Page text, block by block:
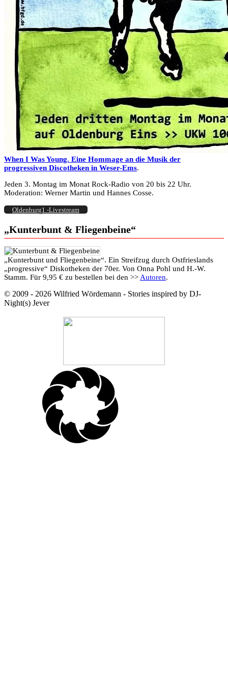
When I Was Young. Eine Hommage an die Musik der
progressiven Discotheken in Weser-Ems.
Jeden 3. Montag im Monat Rock-Radio von 20 bis 22 Uhr.
Moderation: Werner Martin und Hannes Cosse.
Oldenburg1 -Livestream
„Kunterbunt & Fliegenbeine“
„Kunterbunt und Fliegenbeine“. Ein Streifzug durch Ostfrieslands
„progressive“ Diskotheken der 70er. Von Onna Pohl und H.-W.
Stamm. Für 9,95 € zu bestellen bei den >> Autoren.
© 2009 - 2026 Wilfried Wördemann - Stories inspired by DJ-
Night(s) Jever